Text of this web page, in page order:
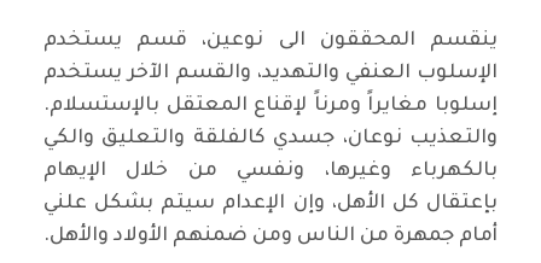
ينقسم المحققون الى نوعين، قسم يستخدم
الإسلوب العنفي والتهديد، والقسم الآخر يستخدم
إسلوبا مغايراً ومرناً لإقناع المعتقل بالإستسلام.
والتعذيب نوعان، جسدي كالفلقة والتعليق والكي
بالكهرباء وغيرها، ونفسي من خلال الإيهام
بإعتقال كل الأهل، وإن الإعدام سيتم بشكل علني
أمام جمهرة من الناس ومن ضمنهم الأولاد والأهل.